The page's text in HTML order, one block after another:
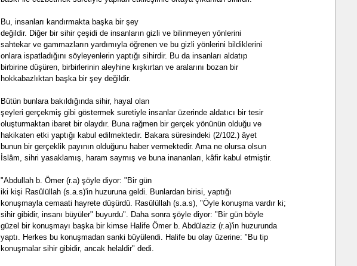
Bu, insanları kandırmakta başka bir şey
değildir. Diğer bir sihir çeşidi de insanların gizli ve bilinmeyen yönlerini
sahtekar ve gammazların yardımıyla öğrenen ve bu gizli yönlerini bildiklerini
onlara ispatladığını söyleyenlerin yaptığı sihirdir. Bu da insanları aldatıp
birbirine düşüren, birbirlerinin aleyhine kışkırtan ve aralarını bozan bir
hokkabazlıktan başka bir şey değildir.
Bütün bunlara bakıldığında sihir, hayal olan
şeyleri gerçekmiş gibi göstermek suretiyle insanlar üzerinde aldatıcı bir tesir
oluşturmaktan ibaret bir olaydır. Buna rağmen bir gerçek yönünün olduğu ve
hakikaten etki yaptığı kabul edilmektedir. Bakara süresindeki (2/102.) âyet
bunun bir gerçeklik payının olduğunu haber vermektedir. Ama ne olursa olsun
İslâm, sihri yasaklamış, haram saymış ve buna inananları, kâfir kabul etmiştir.
"Abdullah b. Ömer (r.a) şöyle diyor: "Bir gün
iki kişi Rasûlüllah (s.a.s)'in huzuruna geldi. Bunlardan birisi, yaptığı
konuşmayla cemaati hayrete düşürdü. Rasûlüllah (s.a.s), "Öyle konuşma vardır ki;
sihir gibidir, insanı büyüler" buyurdu". Daha sonra şöyle diyor: "Bir gün böyle
güzel bir konuşmayı başka bir kimse Halife Ömer b. Abdülaziz (r.a)'in huzurunda
yaptı. Herkes bu konuşmadan sanki büyülendi. Halife bu olay üzerine: "Bu tip
konuşmalar sihir gibidir, ancak helaldir" dedi.